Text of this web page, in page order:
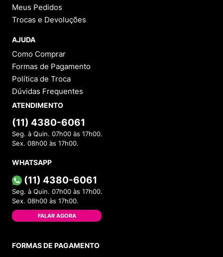
Meus Pedidos
Trocas e Devoluções
AJUDA
Como Comprar
Formas de Pagamento
Política de Troca
Dúvidas Frequentes
ATENDIMENTO
(11) 4380-6061
Seg. à Quin. 07h00 às 17h00.
Sex. 08h00 às 17h00.
WHATSAPP
(11) 4380-6061
Seg. à Quin. 07h00 às 17h00.
Sex. 08h00 às 17h00.
FALAR AGORA
FORMAS DE PAGAMENTO